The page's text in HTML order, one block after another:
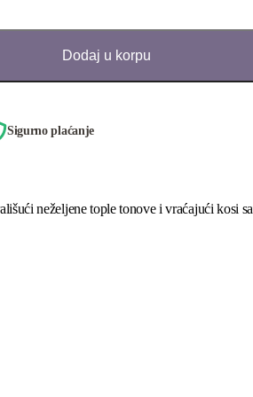
Dodaj u korpu
Sigurno plaćanje
neželjene tople tonove i vraćajući kosi